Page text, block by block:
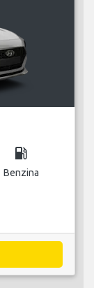
local_gas_station
Benzina